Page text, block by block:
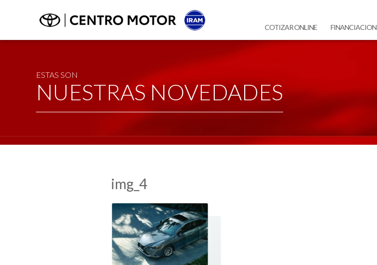
COTIZAR ONLINE FINANCIACION
ESTAS SON
NUESTRAS NOVEDADES
img_4